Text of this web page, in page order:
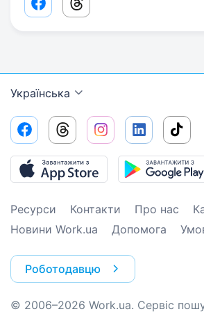
Facebook share link
Threads share link
Українська
Ресурси Контакти Про нас
Новини Work.ua
Допомога
Роботодавцю
© 2006–2026 Work.ua. Сервіс